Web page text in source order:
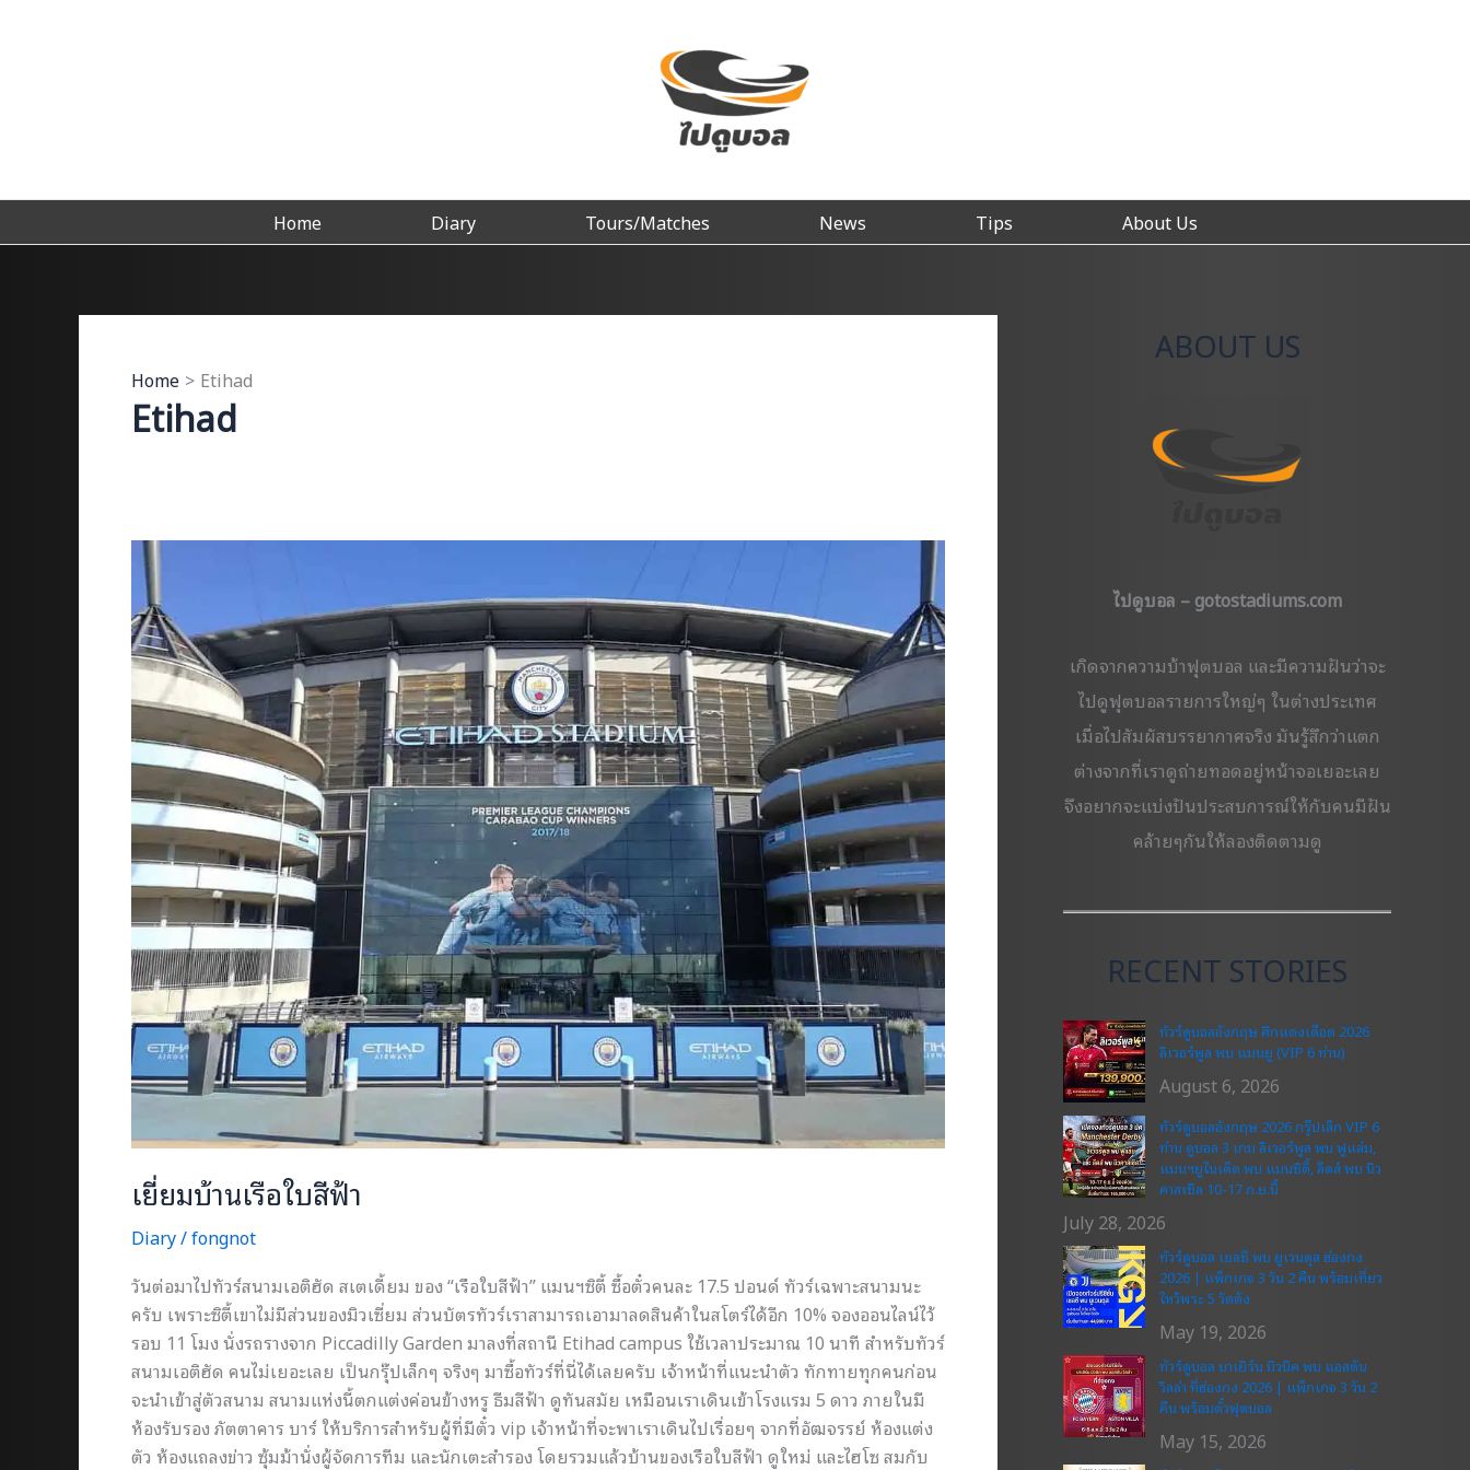
Home Diary Tours/Matches News Tips About Us
Home Etihad
Etihad
เยี่ยมบ้านเรือใบสีฟ้า
Diary/fongnot
วันต่อมาไปทัวร์สนามเอติฮัด สเตเดี้ยม ของ “เรือใบสีฟ้า” แมนฯซิตี้ ซื้อตั๋วคนละ 17.5 ปอนด์ ทัวร์เฉพาะสนามนะ
ครับ เพราะซิตี้เขาไม่มีส่วนของมิวเซี่ยม ส่วนบัตรทัวร์เราสามารถเอามาลดสินค้าในสโตร์ได้อีก 10% จองออนไลน์ไว้
รอบ 11 โมง นั่งรถรางจาก Piccadilly Garden มาลงที่สถานี Etihad campus ใช้เวลาประมาณ 10 นาที สำหรับทัวร์
สนามเอติฮัด คนไม่เยอะเลย เป็นกรุ๊ปเล็กๆ จริงๆ มาซื้อทัวร์ที่นี่ได้เลยครับ เจ้าหน้าที่แนะนำตัว ทักทายทุกคนก่อน
จะนำเข้าสู่ตัวสนาม สนามแห่งนี้ตกแต่งค่อนข้างหรู ธีมสีฟ้า ดูทันสมัย เหมือนเราเดินเข้าโรงแรม 5 ดาว ภายในมี
ห้องรับรอง ภัตตาคาร บาร์ ให้บริการสำหรับผู้ที่มีตั๋ว vip เจ้าหน้าที่จะพาเราเดินไปเรื่อยๆ จากที่อัฒจรรย์ ห้องแต่ง
ตัว ห้องแถลงข่าว ซุ้มม้านั่งผู้จัดการทีม และนักเตะสำรอง โดยรวมแล้วบ้านของเรือใบสีฟ้า ดูใหม่ และไฮโซ สมกับ
ABOUT US
ไปดูบอล – gotostadiums.com
เกิดจากความบ้าฟุตบอล และมีความฝันว่าจะ
ไปดูฟุตบอลรายการใหญ่ๆ ในต่างประเทศ
เมื่อไปสัมผัสบรรยากาศจริง มันรู้สึกว่าแตก
ต่างจากที่เราดูถ่ายทอดอยู่หน้าจอเยอะเลย
จึงอยากจะแบ่งปันประสบการณ์ให้กับคนมีฝัน
คล้ายๆกันให้ลองติดตามดู
RECENT STORIES
ทัวร์ดูบอลอังกฤษ ศึกแดงเดือด 2026
ลิเวอร์พูล พบ แมนยู (VIP 6 ท่าน)
August 6, 2026
ทัวร์ดูบอลอังกฤษ 2026 กรุ๊ปเล็ก VIP 6
ท่าน ดูบอล 3 เกม ลิเวอร์พูล พบ ฟูแล่ม,
แมนฯยูไนเต็ด พบ แมนซิตี้, ลีดส์ พบ นิว
คาสเซิล 10-17 ก.ย.นี้
July 28, 2026
ทัวร์ดูบอล เชลซี พบ ยูเวนตุส ฮ่องกง
2026 | แพ็กเกจ 3 วัน 2 คืน พร้อมเที่ยว
ไหว้พระ 5 วัดดัง
May 19, 2026
ทัวร์ดูบอล บาเยิร์น มิวนิค พบ แอสตัน
วิลล่า ที่ฮ่องกง 2026 | แพ็กเกจ 3 วัน 2
คืน พร้อมตั๋วฟุตบอล
May 15, 2026